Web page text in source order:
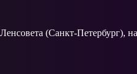
(Санкт-Петербург),